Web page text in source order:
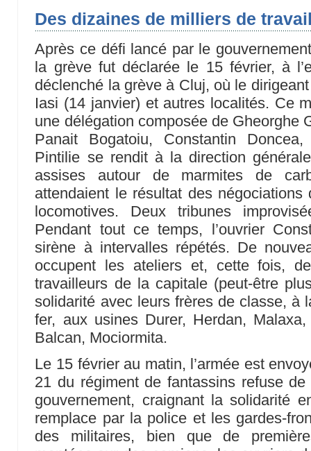
Des dizaines de milliers de
Après ce défi lancé par le
la grève fut déclarée le 15 février, à
déclenché la grève à Cluj, où le
Iasi (14 janvier) et autres localités. Ce
une délégation composée de Gheorghe
Panait Bogatoiu, Constantin
Pintilie se rendit à la direction
assises autour de marmites de
attendaient le résultat des négociations
locomotives. Deux tribunes
Pendant tout ce temps, l’ouvrier
sirène à intervalles répétés. De
occupent les ateliers et, cette fois,
travailleurs de la capitale (peut-être
solidarité avec leurs frères de classe, à
fer, aux usines Durer, Herdan,
Balcan, Mociormita.
Le 15 février au matin, l’armée est
21 du régiment de fantassins refuse
gouvernement, craignant la solidarité
remplace par la police et les gardes-
des militaires, bien que de